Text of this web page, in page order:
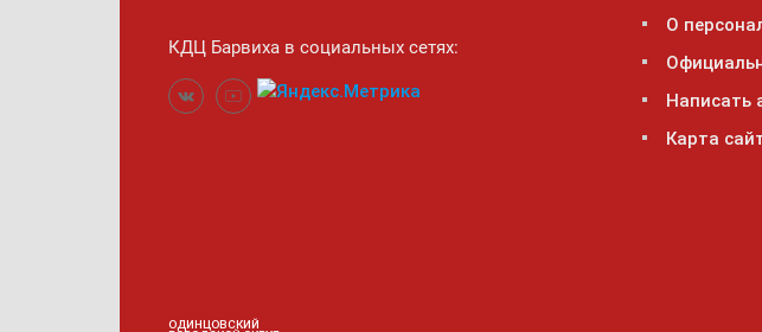
КДЦ Барвиха в социальных сетях:
О
Написать
Карта
ОДИНЦОВСКИЙ